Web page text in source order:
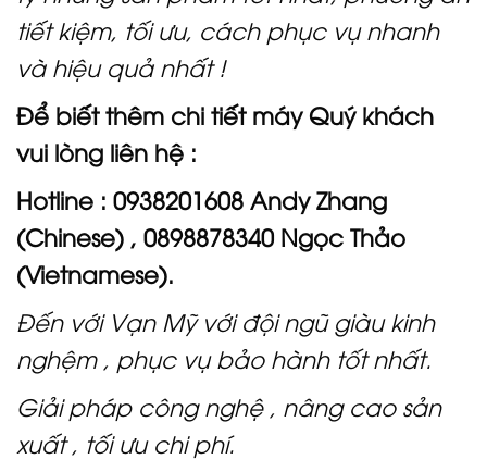
tiết kiệm, tối ưu, cách phục vụ nhanh
và hiệu quả nhất !
Để biết thêm chi tiết máy Quý khách
vui lòng liên hệ :
Hotline : 0938201608 Andy Zhang
(Chinese) , 0898878340 Ngọc Thảo
(Vietnamese).
Đến với Vạn Mỹ với đội ngũ giàu kinh
nghệm , phục vụ bảo hành tốt nhất.
Giải pháp công nghệ , nâng cao sản
xuất , tối ưu chi phí.